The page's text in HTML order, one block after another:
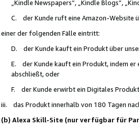
„Kindle Newspapers“, „Kindle Blogs“,
C. der Kunde ruft eine Amazon-Website
einer der folgenden Fälle eintritt:
D. der Kunde kauft ein Produkt über
E. der Kunde kauft ein Produkt, indem er
abschließt, oder
F. der Kunde erwirbt ein Digitales
iii. das Produkt innerhalb von 180 Tagen
(b) Alexa Skill-Site (nur verfügbar für